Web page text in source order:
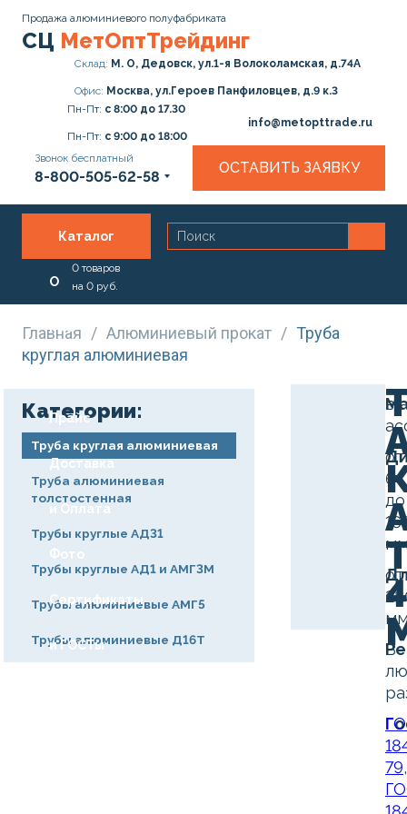
Продажа алюминиевого полуфабриката
СЦ МетОптТрейдинг
Склад: М. О, Дедовск, ул.1-я Волоколамская, д.74А
Офис: Москва, ул.Героев Панфиловцев, д.9 к.3
Пн-Пт: с 8:00 до 17.30
Пн-Пт: с 9:00 до 18:00
info@metopttrade.ru
Звонок бесплатный
8-800-505-62-58
ОСТАВИТЬ ЗАЯВКУ
Каталог
О
нас
Прайс
Доставка
и Оплата
Фото
Сертификаты
и ГОСТы
0 товаров
на 0 руб.
Главная / Алюминиевый прокат / Труба
круглая алюминиевая
Категории:
Труба круглая алюминиевая
Труба алюминиевая
толстостенная
Трубы круглые АД31
Трубы круглые АД1 и АМГ3М
Трубы алюминиевые АМГ5
Трубы алюминиевые Д16Т
в
от
6
до
от
В
79,